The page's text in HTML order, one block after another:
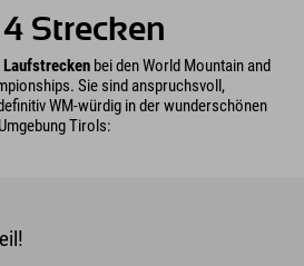
4 Strecken
bei den World Mountain and
Sie sind anspruchsvoll,
WM-würdig in der wunderschönen
Umgebung Tirols: